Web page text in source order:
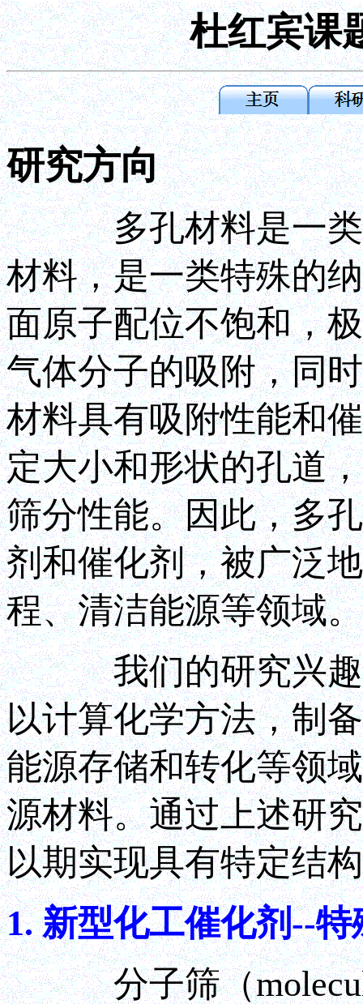
杜红宾
研究方向
多孔材料是一类具
材料，是一类特殊的
面原子配位不饱和，
气体分子的吸附，同
材料具有吸附性能和
定大小和形状的孔道
筛分性能。因此，多
剂和催化剂，被广泛
程、清洁能源等领域。
我们的研究兴趣在
以计算化学方法，制
能源存储和转化等领
源材料。通过上述研
以期实现具有特定结
1. 新型化工催化剂--
分子筛（molecular